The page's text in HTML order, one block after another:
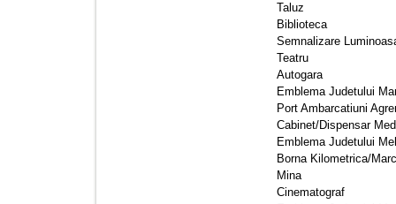
Taluz
Biblioteca
Semnalizare
Teatru
Autogara
Emblema Judetului
Port Ambarcatiuni
Cabinet/Dispensar
Emblema Judetului
Borna Kilometrica/
Mina
Cinematograf